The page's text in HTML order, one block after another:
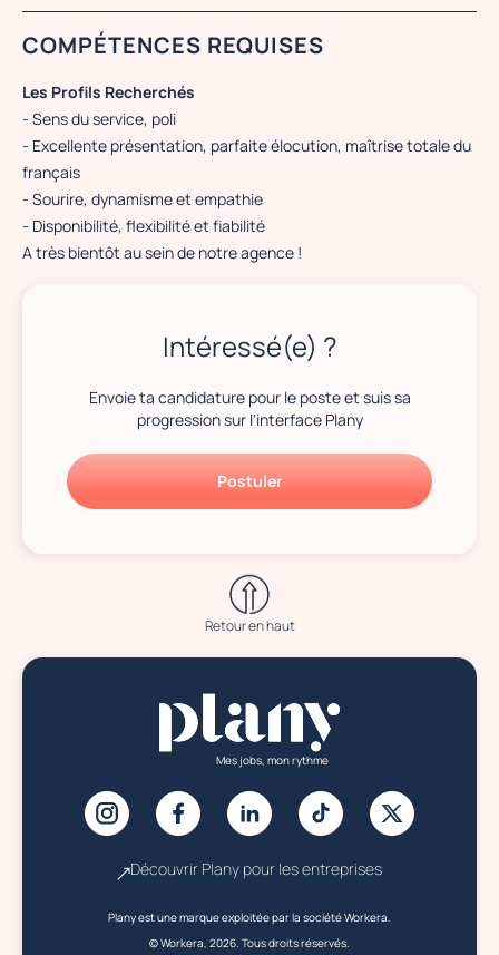
COMPÉTENCES REQUISES
Les Profils Recherchés
- Sens du service, poli
- Excellente présentation, parfaite élocution, maîtrise totale du
français
- Sourire, dynamisme et empathie
- Disponibilité, flexibilité et fiabilité
A très bientôt au sein de notre agence !
Intéressé(e) ?
Envoie ta candidature pour le poste et suis sa
progression sur l'interface Plany
Postuler
Retour en haut
Mes jobs, mon rythme
Découvrir Plany pour les entreprises
Plany est une marque exploitée par la société Workera.
© Workera, 2026. Tous droits réservés.